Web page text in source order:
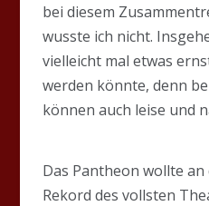
bei diesem
wusste ich nicht.
vielleicht mal etwas
werden könnte, denn
können auch leise und
Das Pantheon wollte an
Rekord des vollsten